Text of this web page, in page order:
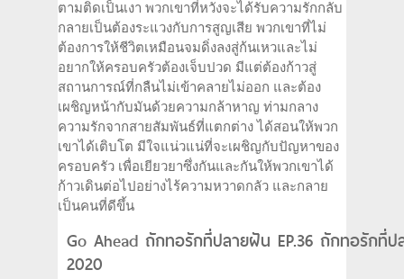
ตามติดเป็นเงา พวกเขาที่หวังจะได้รับความรักกลับ
กลายเป็นต้องระแวงกับการสูญเสีย พวกเขาที่ไม่
ต้องการให้ชีวิตเหมือนจมดิ่งลงสู่ก้นเหวและไม่
อยากให้ครอบครัวต้องเจ็บปวด มีแต่ต้องก้าวสู่
สถานการณ์ที่กลืนไม่เข้าคลายไม่ออก และต้อง
เผชิญหน้ากับมันด้วยความกล้าหาญ ท่ามกลาง
ความรักจากสายสัมพันธ์ที่แตกต่าง ได้สอนให้พวก
เขาได้เติบโต มีใจแน่วแน่ที่จะเผชิญกับปัญหาของ
ครอบครัว เพื่อเยียวยาซึ่งกันและกันให้พวกเขาได้
ก้าวเดินต่อไปอย่างไร้ความหวาดกลัว และกลาย
เป็นคนที่ดีขึ้น
Go Ahead ถักทอรักที่ปลายฝัน EP.36 ถักทอรักที่
2020